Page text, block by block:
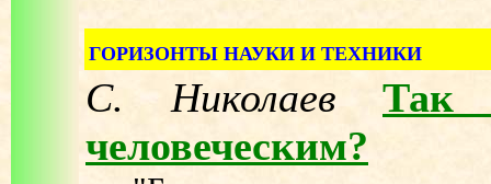
ГОРИЗОНТЫ НАУКИ И ТЕХНИКИ
С. Николаев
Так
человеческим?